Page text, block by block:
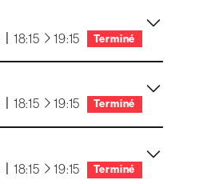
| 18:15 à19:15 Terminé
18:15 à19:15 Terminé
18:15 à19:15 Terminé